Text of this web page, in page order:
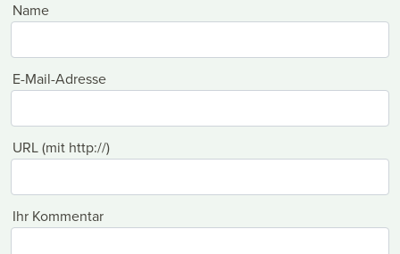
Name
E-Mail-Adresse
URL (mit http://)
Ihr Kommentar